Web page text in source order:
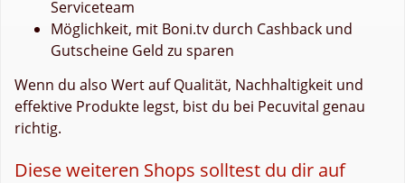
Serviceteam
Möglichkeit, mit Boni.tv durch Cashback und
Gutscheine Geld zu sparen
Wenn du also Wert auf Qualität, Nachhaltigkeit und
effektive Produkte legst, bist du bei Pecuvital genau
richtig.
Diese weiteren Shops solltest du dir auf